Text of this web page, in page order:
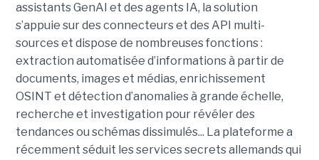
assistants GenAI et des agents IA, la solution
s’appuie sur des connecteurs et des API multi-
sources et dispose de nombreuses fonctions :
extraction automatisée d’informations à partir de
documents, images et médias, enrichissement
OSINT et détection d’anomalies à grande échelle,
recherche et investigation pour révéler des
tendances ou schémas dissimulés... La plateforme a
récemment séduit les services secrets allemands qui